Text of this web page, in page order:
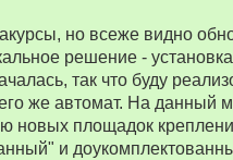
но всеже видно
решение -
так что буду
же автомат. На данный
новых площадок
и